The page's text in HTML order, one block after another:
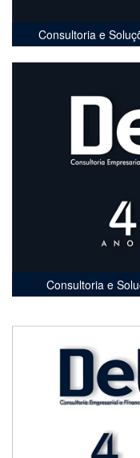
Consultoria e
Consultoria e